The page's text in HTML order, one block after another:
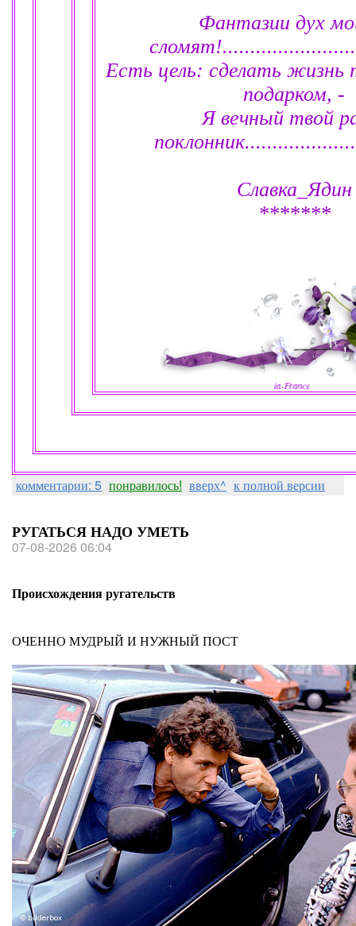
Фантазии дух
Есть цель: сделать
подарком, -
Я вечный твой
Славка_Ядин
*******
klavdia-France
комментарии: 5 понравилось! вверх^ к полной версии
РУГАТЬСЯ НАДО УМЕТЬ
07-08-2026 06:04
Происхождения ругательств
ОЧЕННО МУДРЫЙ И НУЖНЫЙ ПОСТ